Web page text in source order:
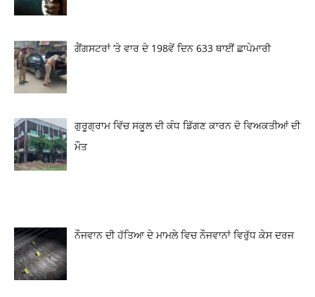
ਗੈਂਗਸਟਰਾਂ ’ਤੇ ਵਾਰ ਦੇ 198ਵੇਂ ਦਿਨ 633 ਥਾਈਂ ਛਾਪੇਮਾਰੀ
ਗੁਰੂਗ੍ਰਾਮ ਵਿੱਚ ਸਕੂਲ ਦੀ ਕੰਧ ਡਿੱਗਣ ਕਾਰਨ ਦੋ ਵਿਅਕਤੀਆਂ ਦੀ
ਮੌਤ
ਨੌਜਵਾਨ ਦੀ ਹੱਤਿਆ ਦੇ ਮਾਮਲੇ ਵਿਚ ਨੌਜਵਾਨਾਂ ਵਿਰੁੱਧ ਕੇਸ ਦਰਜ